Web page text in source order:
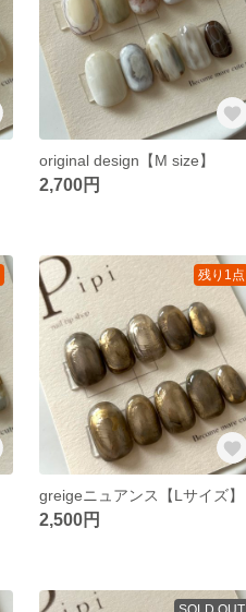
original design【M size】
2,700円
残り1点
greigeニュアンス【Lサイズ】
2,500円